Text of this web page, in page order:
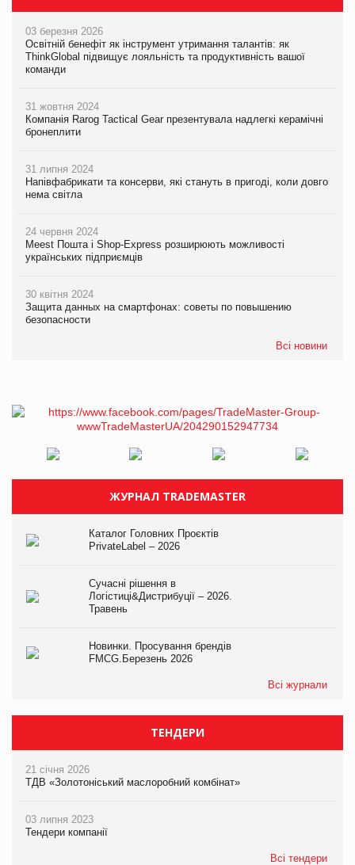
03 березня 2026
Освітній бенефіт як інструмент утримання талантів: як
ThinkGlobal підвищує лояльність та продуктивність вашої
команди
31 жовтня 2024
Компанія Rarog Tactical Gear презентувала надлегкі керамічні
бронеплити
31 липня 2024
Напівфабрикати та консерви, які стануть в пригоді, коли довго
нема світла
24 червня 2024
Meest Пошта і Shop-Express розширюють можливості
українських підприємців
30 квітня 2024
Защита данных на смартфонах: советы по повышению
безопасности
Всі новини
ЖУРНАЛ TRADEMASTER
Каталог Головних Проєктів
PrivateLabel – 2026
Сучасні рішення в
Логістиці&Дистрибуції – 2026.
Травень
Новинки. Просування брендів
FMCG.Березень 2026
Всі журнали
ТЕНДЕРИ
21 січня 2026
ТДВ «Золотоніський маслоробний комбінат»
03 липня 2023
Тендери компанії
Всі тендери